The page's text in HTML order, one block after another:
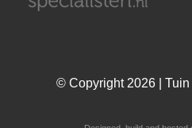
© Copyright 2026 |